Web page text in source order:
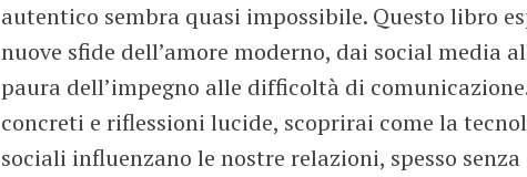
autentico sembra quasi impossibile. Questo libro
nuove sfide dell’amore moderno, dai social media
paura dell’impegno alle difficoltà di
concreti e riflessioni lucide, scoprirai come la
sociali influenzano le nostre relazioni, spesso senza